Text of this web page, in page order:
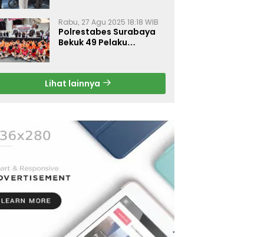
Rabu, 27 Agu 2025 18:18 WIB
Polrestabes Surabaya
Bekuk 49 Pelaku
Gratis
Lihat lainnya